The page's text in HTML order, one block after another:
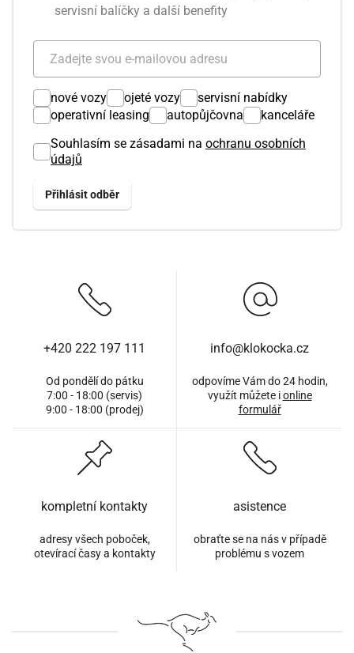
servisní balíčky a další benefity
nové vozy ojeté vozy
servisní nabídky
operativní leasing
autopůjčovna
kanceláře
Souhlasím se zásadami na ochranu osobních
údajů
+420 222 197 111
Od pondělí do pátku
7:00 - 18:00 (servis)
9:00 - 18:00 (prodej)
info@klokocka.cz
odpovíme Vám do 24 hodin,
využít můžete ionline
formulář
kompletní kontakty
adresy všech poboček,
otevírací časy a kontakty
asistence
obraťte se na nás v případě
problému s vozem